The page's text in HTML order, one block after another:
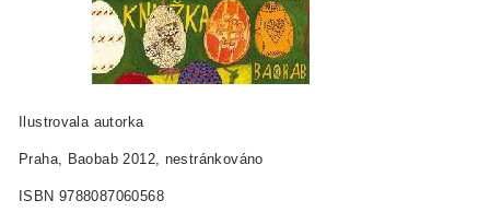
Ilustrovala autorka
Praha, Baobab 2012, nestránkováno
ISBN 978­80­87060­56­8